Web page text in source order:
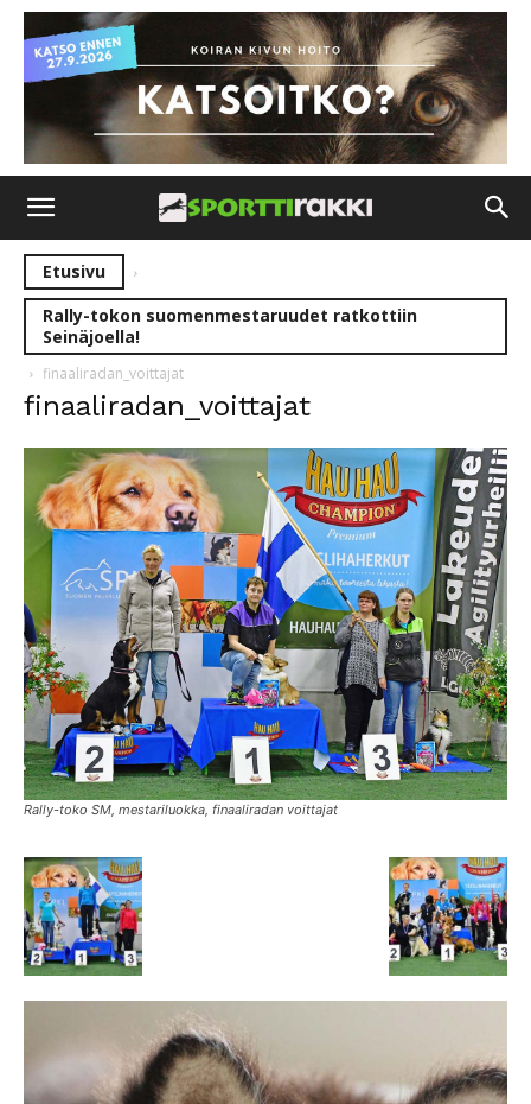
Etusivu
Rally-tokon suomenmestaruudet ratkottiin
Seinäjoella!
finaaliradan_voittajat
finaaliradan_voittajat
Rally-toko SM, mestariluokka, finaaliradan voittajat